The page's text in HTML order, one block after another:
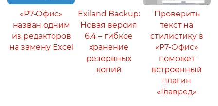
«Р7-Офис»
назван одним
из редакторов
на замену Excel
Exiland Backup:
Новая версия
6.4 – гибкое
хранение
резервных
копий
Проверить
текст на
стилистику в
«Р7-Офис»
поможет
встроенный
плагин
«Главред»